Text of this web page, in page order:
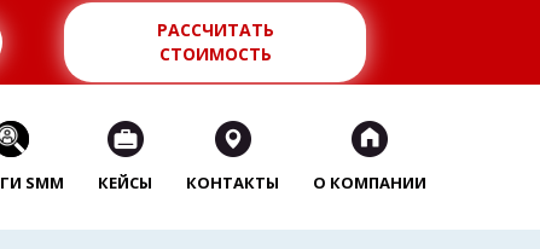
РАССЧИТАТЬ
СТОИМОСТЬ
SMM КЕЙСЫ КОНТАКТЫ О КОМПАНИИ